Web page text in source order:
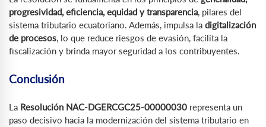
progresividad, eficiencia, equidad y transparencia, pilares del
sistema tributario ecuatoriano. Además, impulsa la digitalización
de procesos, lo que reduce riesgos de evasión, facilita la
fiscalización y brinda mayor seguridad a los contribuyentes.
Conclusión
La Resolución NAC-DGERCGC25-00000030 representa un
paso decisivo hacia la modernización del sistema tributario en